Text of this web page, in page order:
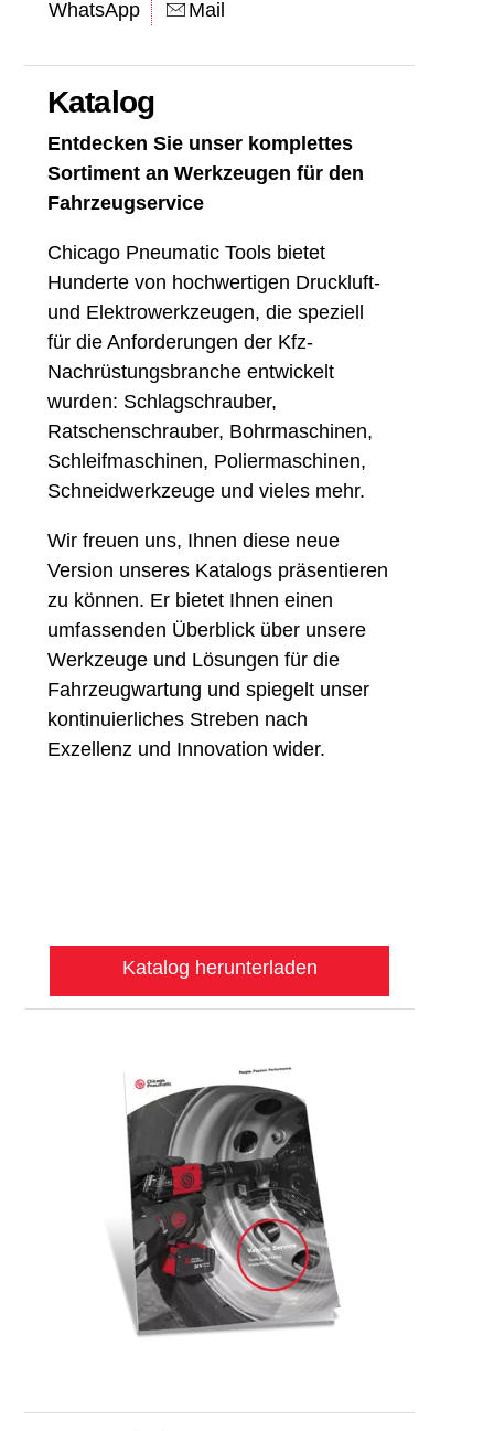
WhatsApp
Mail
Katalog
Entdecken Sie unser komplettes
Sortiment an Werkzeugen für den
Fahrzeugservice
Chicago Pneumatic Tools bietet
Hunderte von hochwertigen Druckluft-
und Elektrowerkzeugen, die speziell
für die Anforderungen der Kfz-
Nachrüstungsbranche entwickelt
wurden: Schlagschrauber,
Ratschenschrauber, Bohrmaschinen,
Schleifmaschinen, Poliermaschinen,
Schneidwerkzeuge und vieles mehr.
Wir freuen uns, Ihnen diese neue
Version unseres Katalogs präsentieren
zu können. Er bietet Ihnen einen
umfassenden Überblick über unsere
Werkzeuge und Lösungen für die
Fahrzeugwartung und spiegelt unser
kontinuierliches Streben nach
Exzellenz und Innovation wider.
Katalog herunterladen